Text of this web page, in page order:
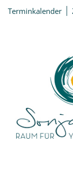
Zum
Inhalt
Terminkalender